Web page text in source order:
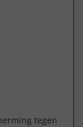
tegen